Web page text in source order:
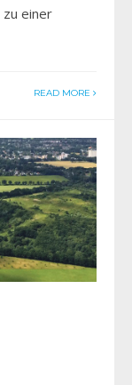
zu einer
READ MORE